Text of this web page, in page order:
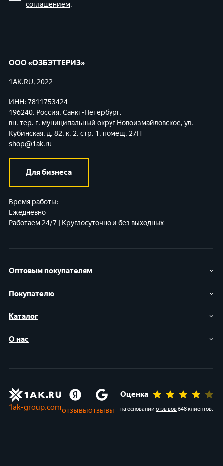
соглашением.
Оптовым покупателям
Покупателю
Каталог
О нас
ООО «ОЗБЭТТЕРИЗ»
1AK.RU, 2022
ИНН: 7811753424
196240, Россия, Санкт-Петербург,
вн. тер. г. муниципальный округ Новоизмайловское, ул.
Кубинская, д. 82, к. 2, стр. 1, помещ. 27Н
shop@1ak.ru
Для бизнеса
Время работы:
Ежедневно
Работаем 24/7 | Круглосуточно и без выходных
1ak-group.comотзывыотзывы
Оценка
на основании отзывов648 клиентов.